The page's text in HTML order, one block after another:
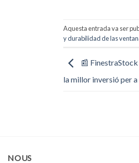
Aquesta entrada va ser
y durabilidad de las
📰
la millor inversió per
NOUS